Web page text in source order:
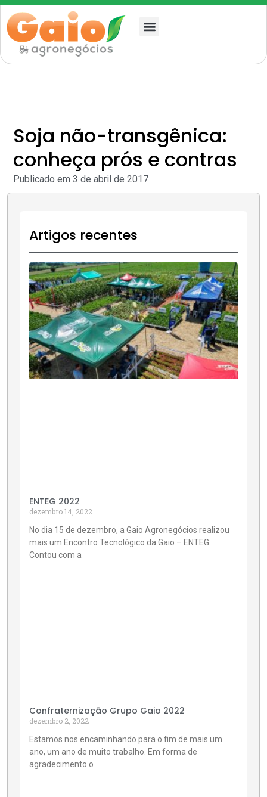
Soja não-transgênica:
conheça prós e contras
Publicado em 3 de abril de 2017
Artigos recentes
ENTEG 2022
dezembro 14, 2022
No dia 15 de dezembro, a Gaio Agronegócios realizou
mais um Encontro Tecnológico da Gaio – ENTEG.
Contou com a
Confraternização Grupo Gaio 2022
dezembro 2, 2022
Estamos nos encaminhando para o fim de mais um
ano, um ano de muito trabalho. Em forma de
agradecimento o